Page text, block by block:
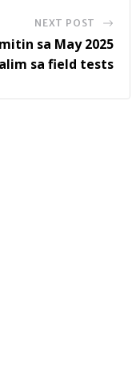
NEXT POST
sa May 2025
sa field tests